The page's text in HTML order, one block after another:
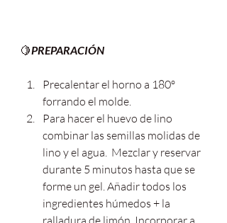
🍋PREPARACIÓN
Precalentar el horno a 180º
forrando el molde.
Para hacer el huevo de lino
combinar las semillas molidas de
lino y el agua.  Mezclar y reservar
durante 5 minutos hasta que se
forme un gel. Añadir todos los
ingredientes húmedos + la